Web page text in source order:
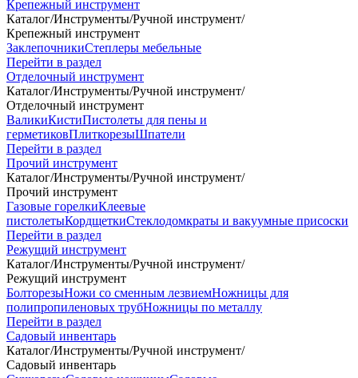
Крепежный инструмент
Каталог/Инструменты/Ручной инструмент/
Крепежный инструмент
ЗаклепочникиСтеплеры мебельные
Перейти в раздел
Отделочный инструмент
Каталог/Инструменты/Ручной инструмент/
Отделочный инструмент
ВаликиКистиПистолеты для пены и
герметиковПлиткорезыШпатели
Перейти в раздел
Прочий инструмент
Каталог/Инструменты/Ручной инструмент/
Прочий инструмент
Газовые горелкиКлеевые
пистолетыКордщеткиСтеклодомкраты и вакуумные присоски
Перейти в раздел
Режущий инструмент
Каталог/Инструменты/Ручной инструмент/
Режущий инструмент
БолторезыНожи со сменным лезвиемНожницы для
полипропиленовых трубНожницы по металлу
Перейти в раздел
Садовый инвентарь
Каталог/Инструменты/Ручной инструмент/
Садовый инвентарь